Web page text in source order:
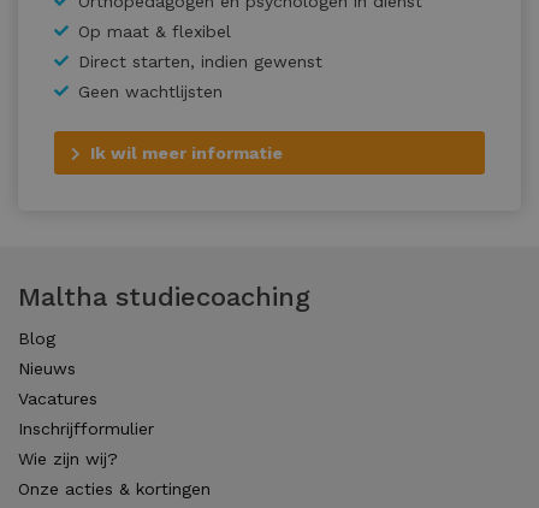
Op maat & flexibel
Direct starten, indien gewenst
Geen wachtlijsten
Ik wil meer informatie
Maltha studiecoaching
Blog
Nieuws
Vacatures
Inschrijfformulier
Wie zijn wij?
Onze acties & kortingen